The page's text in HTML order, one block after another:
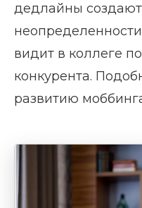
дедлайны
видит в коллеге
конкурента.
развитию